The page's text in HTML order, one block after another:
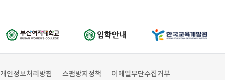
개인정보처리방침 스팸방지정책 이메일무단수집거부